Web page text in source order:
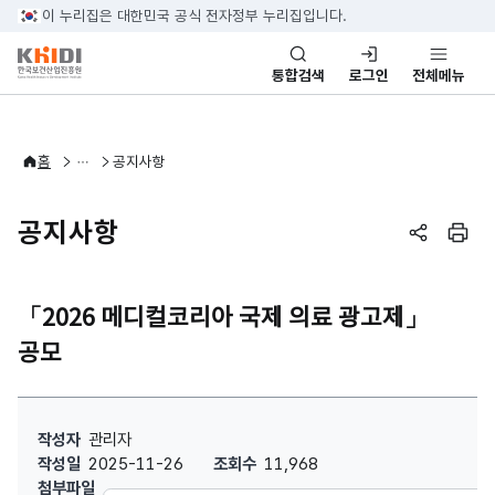
본문 바로가기
이 누리집은 대한민국 공식 전자정부 누리집입니다.
통합검색 로그인 전체메뉴
홈
알림·소식 공지사항
공지사항 페이지 공
페이
「2026 메디컬코리아 국제 의료 광고제」
공모
「2026 메디컬코리아 국제 의료 광고제」 공모 : 작성자, 작성일, 조회수
작성자 관리자
작성일 2025-11-26 조회수 11,968
첨부파일